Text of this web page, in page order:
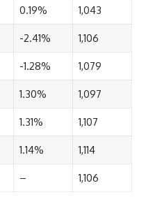
0.19% 1,043
-2.41% 1,106
-1.28% 1,079
1.30% 1,097
1.31% 1,107
1.14% 1,114
– 1,106